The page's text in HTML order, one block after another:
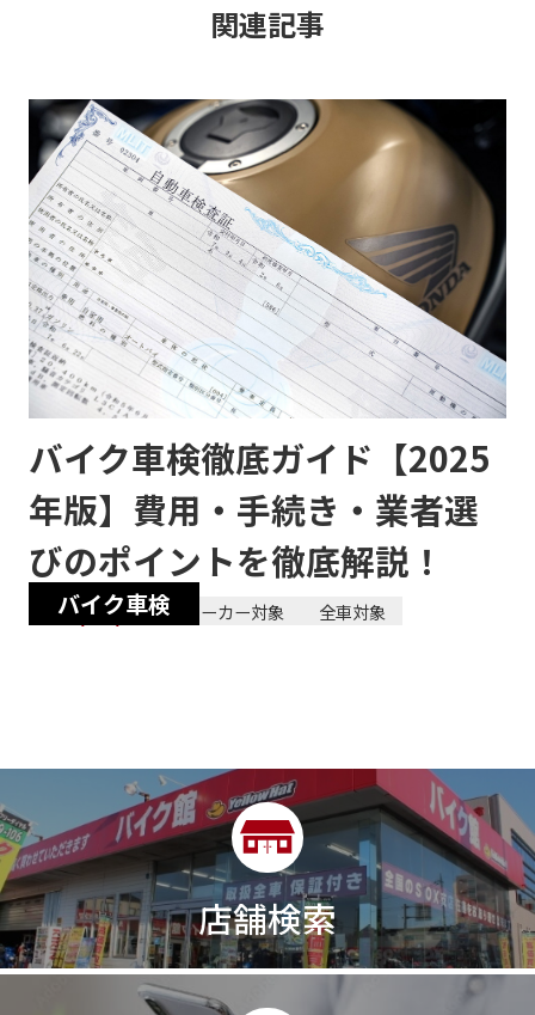
関連記事
バイク車検
バイク車検徹底ガイド【2025
年版】費用・手続き・業者選
びのポイントを徹底解説！
2025/08/19 全メーカー対象 全車対象
店舗検索